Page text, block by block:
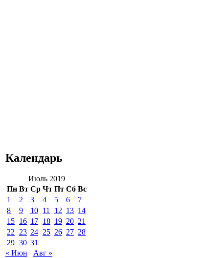
Календарь
Июль 2019
Пн Вт Ср Чт Пт Сб Вс
1
2 3 4 5 6
7
8
9 10 11 12 13 14
15 16 17 18 19 20 21
22
23 24 25 26 27 28
29 30 31
« Июн
Авг »